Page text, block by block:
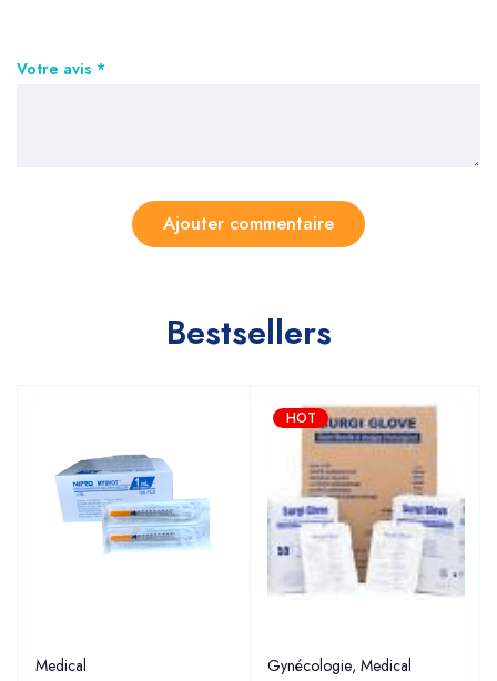
Votre avis *
Bestsellers
Medical
HOT
Gynécologie, Medical